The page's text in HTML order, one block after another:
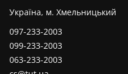
Україна, м. Хмельницький
097-233-2003
099-233-2003
063-233-2003